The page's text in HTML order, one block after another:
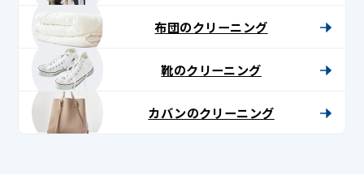
布団のクリーニング
靴のクリーニング
カバンのクリーニング